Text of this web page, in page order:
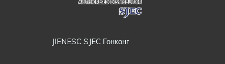
JIENESC SJEC Гонконг